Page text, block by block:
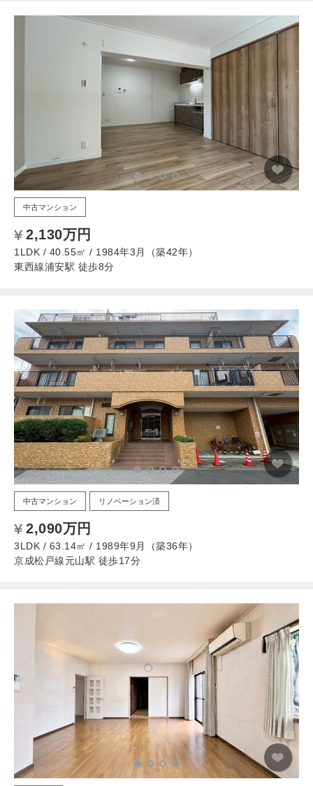
中古マンション
2,130万円
1LDK / 40.55㎡ / 1984年3月（築42年）
東西線浦安駅 徒歩8分
中古マンション リノベーション済
2,090万円
3LDK / 63.14㎡ / 1989年9月（築36年）
京成松戸線元山駅 徒歩17分